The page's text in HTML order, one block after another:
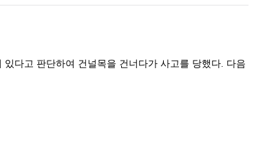
다고 판단하여 건널목을 건너다가 사고를 당했다. 다음